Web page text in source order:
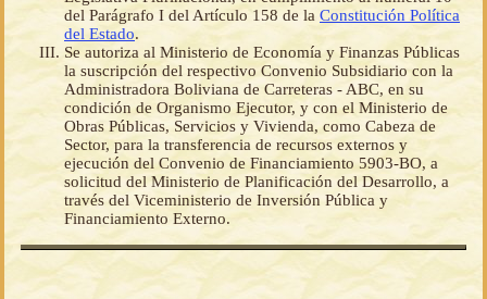
del Parágrafo I del Artículo 158 de la Constitución Política
del Estado.
Se autoriza al Ministerio de Economía y Finanzas Públicas
la suscripción del respectivo Convenio Subsidiario con la
Administradora Boliviana de Carreteras - ABC, en su
condición de Organismo Ejecutor, y con el Ministerio de
Obras Públicas, Servicios y Vivienda, como Cabeza de
Sector, para la transferencia de recursos externos y
ejecución del Convenio de Financiamiento 5903-BO, a
solicitud del Ministerio de Planificación del Desarrollo, a
través del Viceministerio de Inversión Pública y
Financiamiento Externo.